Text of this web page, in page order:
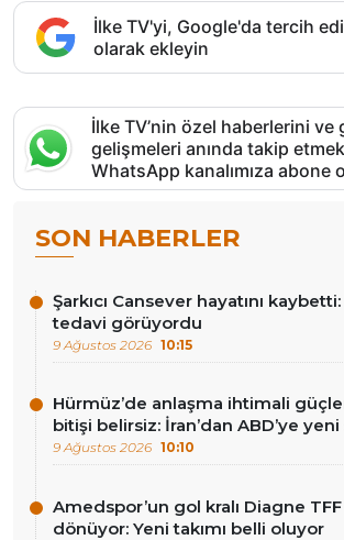
İlke TV'yi, Google'da tercih
olarak ekleyin
İlke TV’nin özel haberlerini ve
gelişmeleri anında takip
WhatsApp kanalımıza abone
SON HABERLER
Şarkıcı Cansever hayatını
tedavi görüyordu
9 Ağustos 2026 10:15
Hürmüz’de anlaşma ihtimali
bitişi belirsiz: İran’dan ABD’ye
9 Ağustos 2026 10:10
Amedspor’un gol kralı Diagne TFF
dönüyor: Yeni takımı belli oluyor